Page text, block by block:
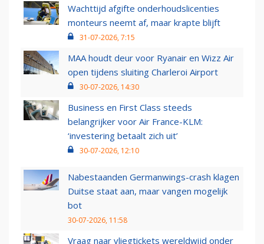
Wachttijd afgifte onderhoudslicenties
monteurs neemt af, maar krapte blijft
31-07-2026, 7:15
MAA houdt deur voor Ryanair en Wizz Air
open tijdens sluiting Charleroi Airport
30-07-2026, 14:30
Business en First Class steeds
belangrijker voor Air France-KLM:
‘investering betaalt zich uit’
30-07-2026, 12:10
Nabestaanden Germanwings-crash klagen
Duitse staat aan, maar vangen mogelijk
bot
30-07-2026, 11:58
Vraag naar vliegtickets wereldwijd onder